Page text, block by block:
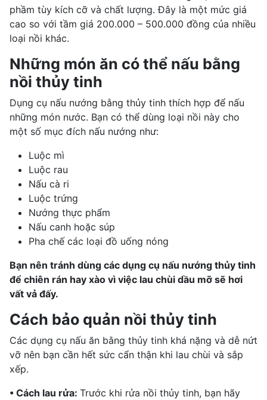
phầm tùy kích cỡ và chất lượng. Đây là một mức giá
cao so với tầm giá 200.000 – 500.000 đồng của nhiều
loại nồi khác.
Những món ăn có thể nấu bằng
nồi thủy tinh
Dụng cụ nấu nướng bằng thủy tinh thích hợp để nấu
những món nước. Bạn có thể dùng loại nồi này cho
một số mục đích nấu nướng như:
Luộc mì
Luộc rau
Nấu cà ri
Luộc trứng
Nướng thực phẩm
Nấu canh hoặc súp
Pha chế các loại đồ uống nóng
Bạn nên tránh dùng các dụng cụ nấu nướng thủy tinh
để chiên rán hay xào vì việc lau chùi dầu mỡ sẽ hơi
vất vả đấy.
Cách bảo quản nồi thủy tinh
Các dụng cụ nấu ăn bằng thủy tinh khá nặng và dễ nứt
vỡ nên bạn cần hết sức cẩn thận khi lau chùi và sắp
xếp.
• Cách lau rửa: Trước khi rửa nồi thủy tinh, bạn hãy